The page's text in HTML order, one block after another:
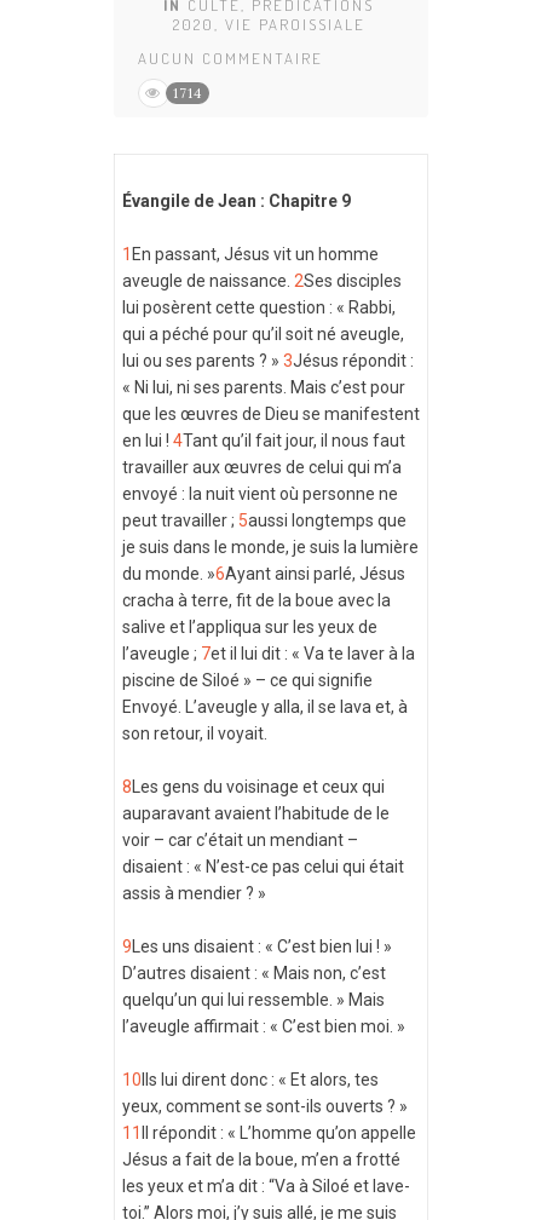
IN CULTE, PRÉDICATIONS
2020, VIE PAROISSIALE
AUCUN COMMENTAIRE
1714
Évangile de Jean : Chapitre 9
1 En passant, Jésus vit un homme
aveugle de naissance. 2Ses disciples
lui posèrent cette question : « Rabbi,
qui a péché pour qu’il soit né aveugle,
lui ou ses parents ? » 3Jésus répondit :
« Ni lui, ni ses parents. Mais c’est pour
que les œuvres de Dieu se manifestent
en lui ! 4Tant qu’il fait jour, il nous faut
travailler aux œuvres de celui qui m’a
envoyé : la nuit vient où personne ne
peut travailler ; 5aussi longtemps que
je suis dans le monde, je suis la lumière
du monde. »6Ayant ainsi parlé, Jésus
cracha à terre, fit de la boue avec la
salive et l’appliqua sur les yeux de
l’aveugle ; 7et il lui dit : « Va te laver à la
piscine de Siloé » – ce qui signifie
Envoyé. L’aveugle y alla, il se lava et, à
son retour, il voyait.
8Les gens du voisinage et ceux qui
auparavant avaient l’habitude de le
voir – car c’était un mendiant –
disaient : « N’est-ce pas celui qui était
assis à mendier ? »
9Les uns disaient : « C’est bien lui ! »
D’autres disaient : « Mais non, c’est
quelqu’un qui lui ressemble. » Mais
l’aveugle affirmait : « C’est bien moi. »
10 Ils lui dirent donc : « Et alors, tes
yeux, comment se sont-ils ouverts ? »
11
Il répondit : « L’homme qu’on appelle
Jésus a fait de la boue, m’en a frotté
les yeux et m’a dit : “Va à Siloé et lave-
toi.” Alors moi, j’y suis allé, je me suis